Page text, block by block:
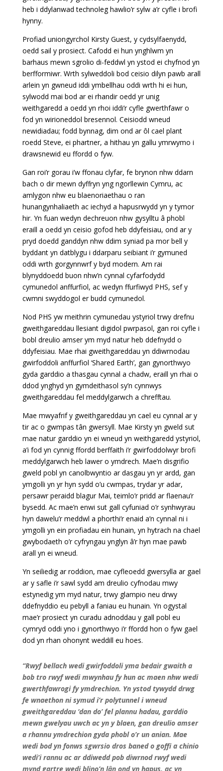
heb i ddylanwad technoleg hawlio’r sylw a’r cyfle i brofi
hynny.
Profiad uniongyrchol Kirsty Guest, y cydsylfaenydd,
oedd sail y prosiect. Cafodd ei hun ynghlwm yn
barhaus mewn sgrolio di-feddwl yn ystod ei chyfnod yn
berfformiwr. Wrth sylweddoli bod ceisio dilyn pawb arall
arlein yn gwneud iddi ymbellhau oddi wrth hi ei hun,
sylwodd mai bod ar ei rhandir oedd yr unig
weithgaredd a oedd yn rhoi iddi’r cyfle gwerthfawr o
fod yn wirioneddol bresennol. Ceisiodd wneud
newidiadau; fodd bynnag, dim ond ar ôl cael plant
roedd Steve, ei phartner, a hithau yn gallu ymrwymo i
drawsnewid eu ffordd o fyw.
Gan roi’r gorau i’w ffonau clyfar, fe brynon nhw ddarn
bach o dir mewn dyffryn yng ngorllewin Cymru, ac
amlygon nhw eu blaenoriaethau o ran
hunangynhaliaeth ac iechyd a hapusrwydd yn y tymor
hir. Yn fuan wedyn dechreuon nhw gysylltu â phobl
eraill a oedd yn ceisio gofod heb ddyfeisiau, ond ar y
pryd doedd ganddyn nhw ddim syniad pa mor bell y
byddant yn datblygu i ddarparu seibiant i’r gymuned
oddi wrth gorgynnwrf y byd modern. Am rai
blynyddoedd buon nhw’n cynnal cyfarfodydd
cymunedol anffurfiol, ac wedyn ffurfiwyd PHS, sef y
cwmni swyddogol er budd cymunedol.
Nod PHS yw meithrin cymunedau ystyriol trwy drefnu
gweithgareddau llesiant digidol pwrpasol, gan roi cyfle i
bobl dreulio amser ym myd natur heb ddefnydd o
ddyfeisiau. Mae rhai gweithgareddau yn ddiwrnodau
gwirfoddoli anffurfiol ‘Shared Earth’, gan gynorthwyo
gyda garddio a thasgau cynnal a chadw, eraill yn rhai o
ddod ynghyd yn gymdeithasol sy’n cynnwys
gweithgareddau fel meddylgarwch a chrefftau.
Mae mwyafrif y gweithgareddau yn cael eu cynnal ar y
tir ac o gwmpas tân gwersyll. Mae Kirsty yn gweld sut
mae natur garddio yn ei wneud yn weithgaredd ystyriol,
a’i fod yn cynnig ffordd berffaith i’r gwirfoddolwyr brofi
meddylgarwch heb lawer o ymdrech. Mae’n disgrifio
gweld pobl yn canolbwyntio ar dasgau yn yr ardd, gan
ymgolli yn yr hyn sydd o’u cwmpas, trydar yr adar,
persawr peraidd blagur Mai, teimlo’r pridd ar flaenau’r
bysedd. Ac mae’n enwi sut gall cyfuniad o’r synhwyrau
hyn dawelu’r meddwl a phorthi’r enaid a’n cynnal ni i
ymgolli yn ein profiadau ein hunain, yn hytrach na chael
gwybodaeth o’r cyfryngau ynglyn â’r hyn mae pawb
arall yn ei wneud.
Yn seiliedig ar roddion, mae cyfleoedd gwersylla ar gael
ar y safle i’r sawl sydd am dreulio cyfnodau mwy
estynedig ym myd natur, trwy glampio neu drwy
ddefnyddio eu pebyll a faniau eu hunain. Yn ogystal
mae’r prosiect yn curadu adnoddau y gall pobl eu
cymryd oddi yno i gynorthwyo i’r ffordd hon o fyw gael
dod yn rhan ohonynt weddill eu hoes.
“Rwyf bellach wedi gwirfoddoli yma bedair gwaith a
bob tro rwyf wedi mwynhau fy hun ac maen nhw wedi
gwerthfawrogi fy ymdrechion. Yn ystod tywydd drwg
fe wnaethon ni symud i’r polytunnel i wneud
gweithgareddau ‘dan do’ fel plannu hadau, garddio
mewn gwelyau uwch ac yn y blaen, gan dreulio amser
a rhannu ymdrechion gyda phobl o’r un anian. Mae
wedi bod yn fonws sgwrsio dros baned o goffi a chinio
wedi’i rannu ac ar ddiwedd pob diwrnod rwyf wedi
mynd gartre wedi blino’n lân ond yn hapus, ac yn